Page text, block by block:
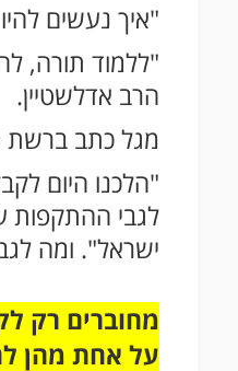
"איך נעשים
"ללמוד תורה,
הרב אדלשטיין.
מגל כתב ברשת
"הלכנו היום
לגבי ההתקפות
ישראל". ומה
על אחת מהן